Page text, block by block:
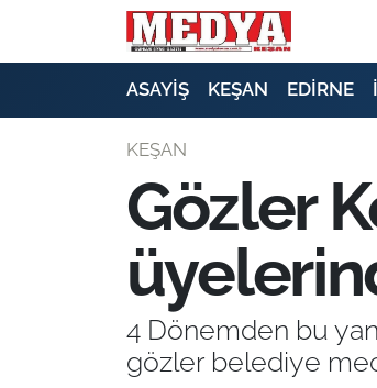
ASAYİŞ KEŞAN EDİRNE
KEŞAN
Gözler
4 Dönemden bu
gözler belediye
E-GAZETE
SİYASET
EKONOMİ